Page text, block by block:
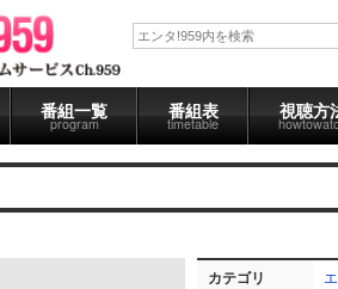
番組一覧
program
番組表
timetable
視聴方
カテゴリ